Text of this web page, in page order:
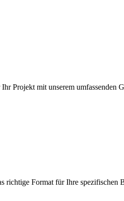
Projekt mit unserem umfassenden
richtige Format für Ihre spezifischen